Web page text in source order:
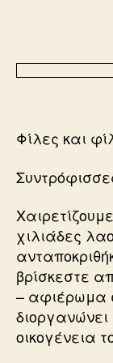
Φίλες και
χιλιάδες
βρίσκεστε
– αφιέρωμα
οικογένεια